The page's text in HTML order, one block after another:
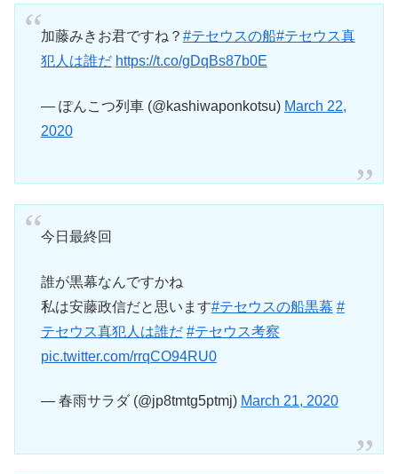
加藤みきお君ですね？ #テセウスの船#テセウス真
犯人は誰だ https://t.co/gDqBs87b0E
— ぽんこつ列車 (@kashiwaponkotsu) March 22,
2020
今日最終回
誰が黒幕なんですかね
私は安藤政信だと思います#テセウスの船黒幕 #
テセウス真犯人は誰だ #テセウス考察
pic.twitter.com/rrqCO94RU0
— 春雨サラダ (@jp8tmtg5ptmj) March 21, 2020